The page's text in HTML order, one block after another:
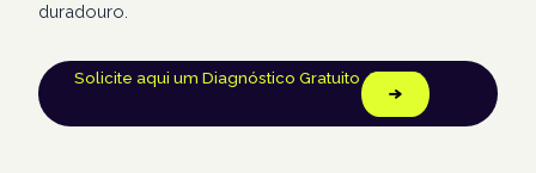
duradouro.
Solicite aqui um Diagnóstico Gratuito